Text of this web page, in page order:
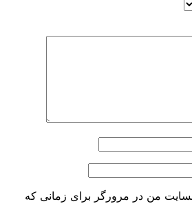
من در مرورگر برای زمانی که